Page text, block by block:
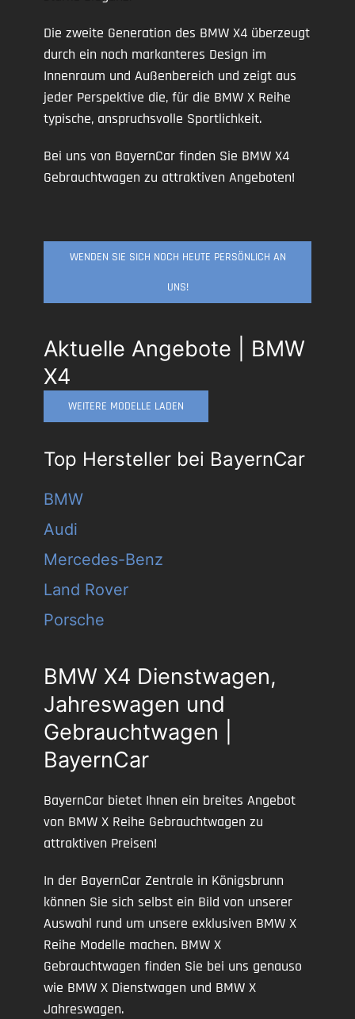
Die zweite Generation des BMW X4 überzeugt
durch ein noch markanteres Design im
Innenraum und Außenbereich und zeigt aus
jeder Perspektive die, für die BMW X Reihe
typische, anspruchsvolle Sportlichkeit.
Bei uns von BayernCar finden Sie BMW X4
Gebrauchtwagen zu attraktiven Angeboten!
WENDEN SIE SICH NOCH HEUTE PERSÖNLICH AN
UNS!
Aktuelle Angebote | BMW
X4
WEITERE MODELLE LADEN
Top Hersteller bei BayernCar
BMW
Audi
Mercedes-Benz
Land Rover
Porsche
BMW X4 Dienstwagen,
Jahreswagen und
Gebrauchtwagen |
BayernCar
BayernCar bietet Ihnen ein breites Angebot
von BMW X Reihe Gebrauchtwagen zu
attraktiven Preisen!
In der BayernCar Zentrale in Königsbrunn
können Sie sich selbst ein Bild von unserer
Auswahl rund um unsere exklusiven BMW X
Reihe Modelle machen. BMW X
Gebrauchtwagen finden Sie bei uns genauso
wie BMW X Dienstwagen und BMW X
Jahreswagen.